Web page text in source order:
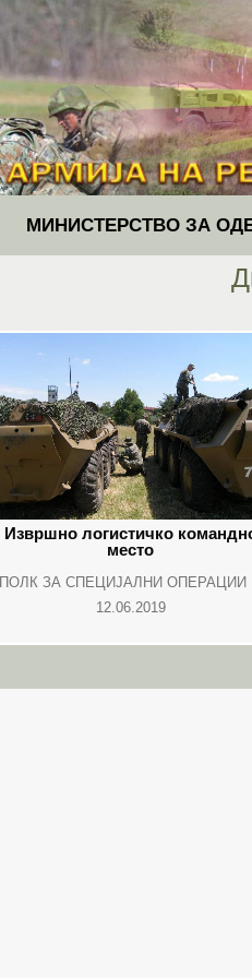
МИНИСТЕРСТВО ЗА
Извршно логистичко
место
ПОЛК ЗА СПЕЦИЈАЛНИ ОПЕРАЦИИ
12.06.2019